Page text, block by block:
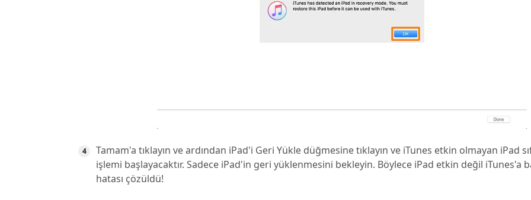
Tamam'a tıklayın ve ardından iPad'i Geri Yükle düğmesine tıklayın ve iTunes etkin olmayan iPad
işlemi başlayacaktır. Sadece iPad'in geri yüklenmesini bekleyin. Böylece iPad etkin değil iTunes'a
hatası çözüldü!